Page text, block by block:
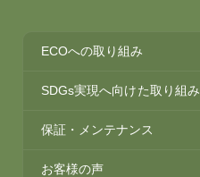
ECOへの取り組み
SDGs実現へ向けた取り組み
保証・メンテナンス
お客様の声